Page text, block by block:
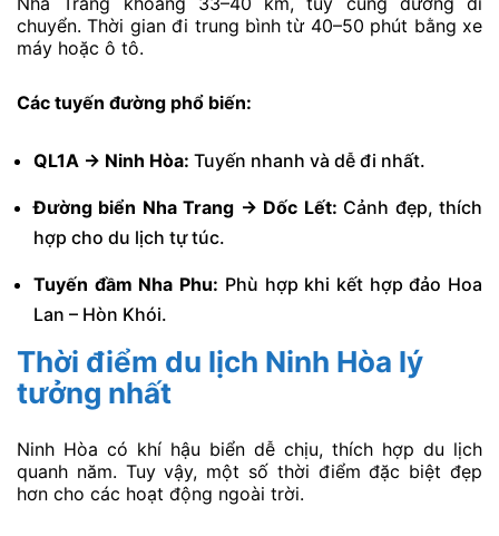
chuyển. Thời gian đi trung bình từ 40–50 phút bằng xe
máy hoặc ô tô.
Các tuyến đường phổ biến:
QL1A → Ninh Hòa: Tuyến nhanh và dễ đi nhất.
Đường biển Nha Trang → Dốc Lết: Cảnh đẹp, thích
hợp cho du lịch tự túc.
Tuyến đầm Nha Phu: Phù hợp khi kết hợp đảo Hoa
Lan – Hòn Khói.
Thời điểm du lịch Ninh Hòa lý
tưởng nhất
Ninh Hòa có khí hậu biển dễ chịu, thích hợp du lịch
quanh năm. Tuy vậy, một số thời điểm đặc biệt đẹp
hơn cho các hoạt động ngoài trời.